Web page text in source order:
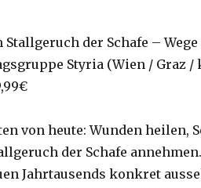
Stallgeruch der Schafe –
Styria (Wien / Graz
von heute: Wunden heilen,
der Schafe
Jahrtausends konkret